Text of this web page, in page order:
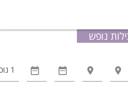
נופש